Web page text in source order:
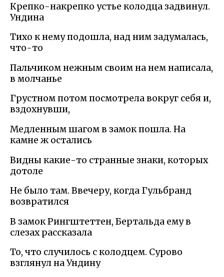
Крепко-накрепко устье колодца задвинул.
Ундина
Тихо к нему подошла, над ним задумалась,
что-то
Пальчиком нежным своим на нем написала,
в молчанье
Грустном потом посмотрела вокруг себя и,
вздохнувши,
Медленным шагом в замок пошла. На
камне ж остались
Видны какие-то странные знаки, которых
дотоле
Не было там. Ввечеру, когда Гульбранд
возвратился
В замок Рингштеттен, Бертальда ему в
слезах рассказала
То, что случилось с колодцем. Сурово
взглянул на Ундину